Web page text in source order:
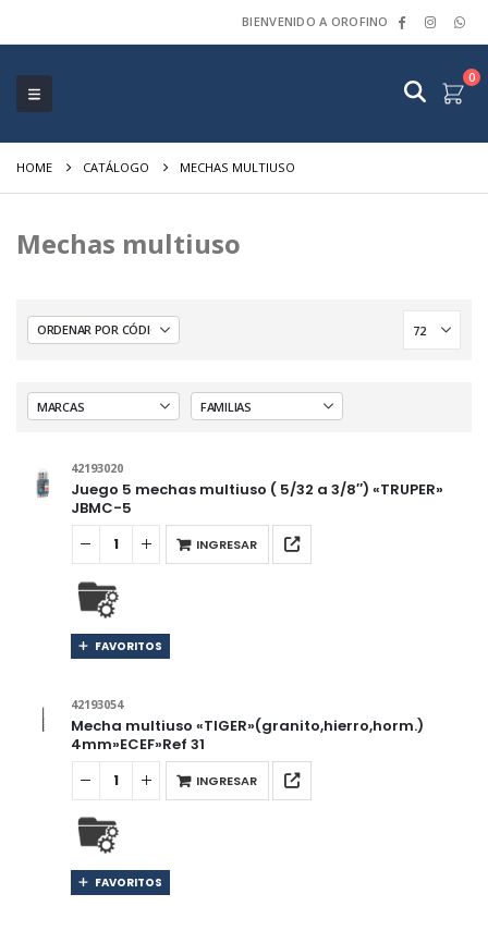
BIENVENIDO A OROFINO
0
HOME CATÁLOGO MECHAS MULTIUSO
Mechas multiuso
42193020
Juego 5 mechas multiuso ( 5/32 a 3/8″) «TRUPER»
JBMC-5
INGRESAR
FAVORITOS
42193054
Mecha multiuso «TIGER»(granito,hierro,horm.)
4mm»ECEF»Ref 31
INGRESAR
FAVORITOS